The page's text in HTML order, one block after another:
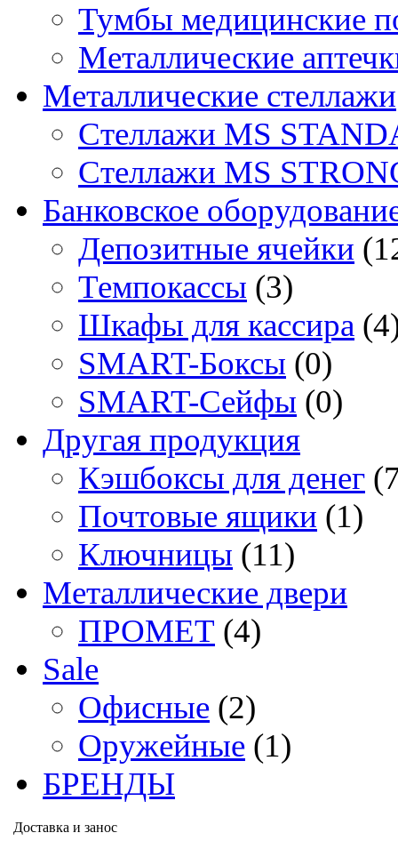
Тумбы медицинские
Металлические
Металлические стеллажи
Стеллажи MS
Стеллажи MS
Банковское
Депозитные ячейки
Темпокассы (3)
Шкафы для кассира
SMART-Боксы (0)
SMART-Сейфы (0)
Другая продукция
Кэшбоксы для денег
Почтовые ящики (1)
Ключницы (11)
Металлические двери
ПРОМЕТ (4)
Sale
Офисные (2)
Оружейные (1)
БРЕНДЫ
Доставка и занос